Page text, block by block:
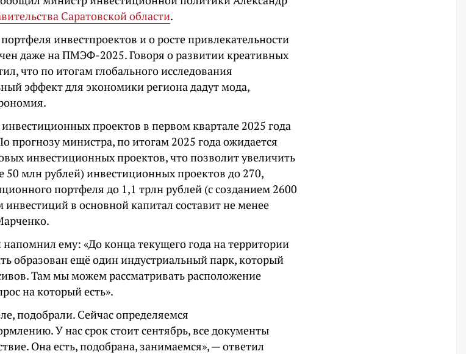
Саратовской области.
инвестпроектов и о росте привлекательности
даже на ПМЭФ-2025. Говоря о развитии креативных
что по итогам глобального исследования
эффект для экономики региона дадут мода,
проектов в первом квартале 2025 года
прогнозу министра, по итогам 2025 года ожидается
инвестиционных проектов, что позволит увеличить
млн рублей) инвестиционных проектов до 270,
портфеля до 1,1 трлн рублей (с созданием 2600
в основной капитал составит не менее
напомнил ему: «До конца текущего года на территории
образован ещё один индустриальный парк, который
Там мы можем рассматривать расположение
на который есть».
подобрали. Сейчас определяемся
У нас срок стоит сентябрь, все документы
Она есть, подобрана, занимаемся», — ответил